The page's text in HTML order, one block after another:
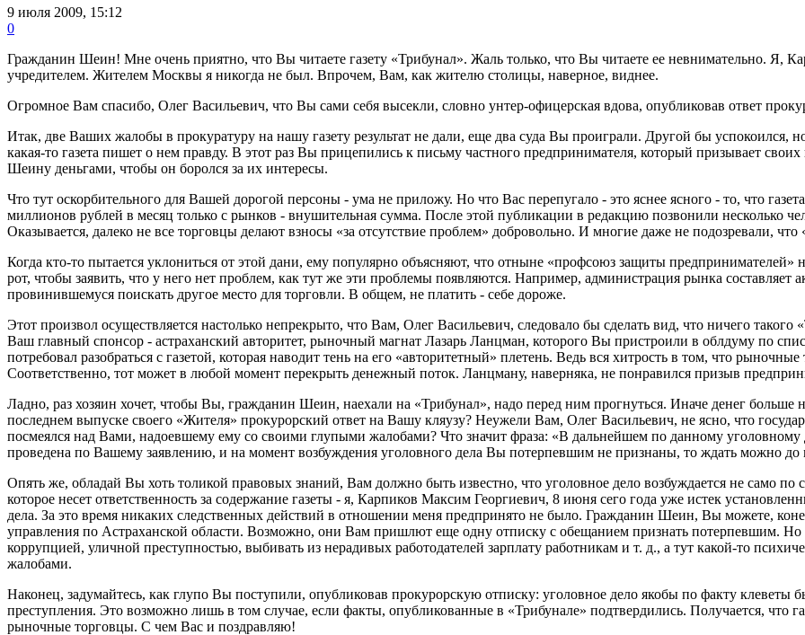
9 июля 2009, 15:12
0
Гражданин Шеин! Мне очень приятно, что Вы читаете газету «Трибунал». Жаль только, что Вы читаете ее невнимательно. Я,
учредителем. Жителем Москвы я никогда не был. Впрочем, Вам, как жителю столицы, наверное, виднее.
Огромное Вам спасибо, Олег Васильевич, что Вы сами себя высекли, словно унтер-офицерская вдова, опубликовав ответ
Итак, две Ваших жалобы в прокуратуру на нашу газету результат не дали, еще два суда Вы проиграли. Другой бы успокоился,
какая-то газета пишет о нем правду. В этот раз Вы прицепились к письму частного предпринимателя, который призывает
Шеину деньгами, чтобы он боролся за их интересы.
Что тут оскорбительного для Вашей дорогой персоны - ума не приложу. Но что Вас перепугало - это яснее ясного - то, что
миллионов рублей в месяц только с рынков - внушительная сумма. После этой публикации в редакцию позвонили несколько
Оказывается, далеко не все торговцы делают взносы «за отсутствие проблем» добровольно. И многие даже не подозревали,
Когда кто-то пытается уклониться от этой дани, ему популярно объясняют, что отныне «профсоюз защиты предпринимателей»
рот, чтобы заявить, что у него нет проблем, как тут же эти проблемы появляются. Например, администрация рынка составляет
провинившемуся поискать другое место для торговли. В общем, не платить - себе дороже.
Этот произвол осуществляется настолько непрекрыто, что Вам, Олег Васильевич, следовало бы сделать вид, что ничего
Ваш главный спонсор - астраханский авторитет, рыночный магнат Лазарь Ланцман, которого Вы пристроили в облдуму по
потребовал разобраться с газетой, которая наводит тень на его «авторитетный» плетень. Ведь вся хитрость в том, что
Соответственно, тот может в любой момент перекрыть денежный поток. Ланцману, наверняка, не понравился призыв
Ладно, раз хозяин хочет, чтобы Вы, гражданин Шеин, наехали на «Трибунал», надо перед ним прогнуться. Иначе денег больше
последнем выпуске своего «Жителя» прокурорский ответ на Вашу кляузу? Неужели Вам, Олег Васильевич, не ясно, что
посмеялся над Вами, надоевшему ему со своими глупыми жалобами? Что значит фраза: «В дальнейшем по данному
проведена по Вашему заявлению, и на момент возбуждения уголовного дела Вы потерпевшим не признаны, то ждать можно до
Опять же, обладай Вы хоть толикой правовых знаний, Вам должно быть известно, что уголовное дело возбуждается не само
которое несет ответственность за содержание газеты - я, Карпиков Максим Георгиевич, 8 июня сего года уже истек
дела. За это время никаких следственных действий в отношении меня предпринято не было. Гражданин Шеин, Вы можете,
управления по Астраханской области. Возможно, они Вам пришлют еще одну отписку с обещанием признать потерпевшим. Но
коррупцией, уличной преступностью, выбивать из нерадивых работодателей зарплату работникам и т. д., а тут какой-то
жалобами.
Наконец, задумайтесь, как глупо Вы поступили, опубликовав прокурорскую отписку: уголовное дело якобы по факту клеветы
преступления. Это возможно лишь в том случае, если факты, опубликованные в «Трибунале» подтвердились. Получается, что
рыночные торговцы. С чем Вас и поздравляю!